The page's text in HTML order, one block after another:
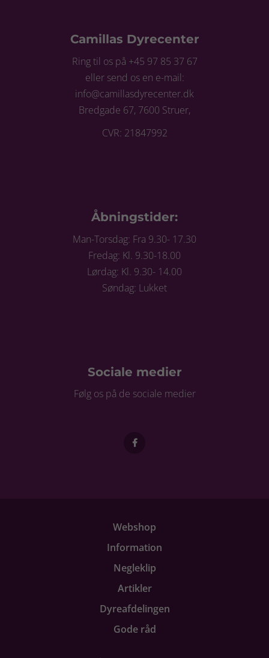
Camillas Dyrecenter
Ring til os på +45 97 85 37 67
eller send os en e-mail:
info@camillasdyrecenter.dk
Bredgade 67, 7600 Struer,
CVR: 21847992
Åbningstider:
Man-Torsdag: Fra 9.30- 17.30
Fredag: Kl. 9.30-18.00
Lørdag: Kl. 9.30- 14.00
Søndag: Lukket
Sociale medier
Følg os på de sociale medier
Webshop
Information
Negleklip
Artikler
Dyreafdelingen
Gode råd